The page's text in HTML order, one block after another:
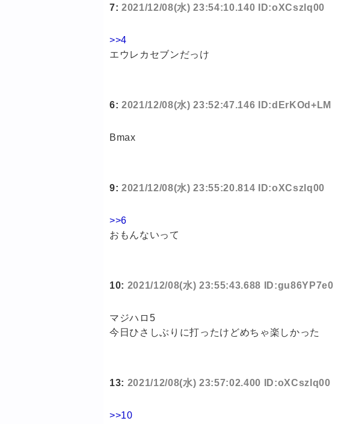
7: 2021/12/08(水) 23:54:10.140 ID:oXCszlq00
>>4
エウレカセブンだっけ
6: 2021/12/08(水) 23:52:47.146 ID:dErKOd+LM
Bmax
9: 2021/12/08(水) 23:55:20.814 ID:oXCszlq00
>>6
おもんないって
10: 2021/12/08(水) 23:55:43.688 ID:gu86YP7e0
マジハロ5
今日ひさしぶりに打ったけどめちゃ楽しかった
13: 2021/12/08(水) 23:57:02.400 ID:oXCszlq00
>>10